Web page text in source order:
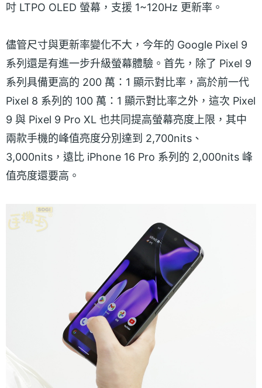
吋 LTPO OLED 螢幕，支援 1~120Hz 更新率。
儘管尺寸與更新率變化不大，今年的 Google Pixel 9
系列還是有進一步升級螢幕體驗。首先，除了 Pixel 9
系列具備更高的 200 萬：1 顯示對比率，高於前一代
Pixel 8 系列的 100 萬：1 顯示對比率之外，這次 Pixel
9 與 Pixel 9 Pro XL 也共同提高螢幕亮度上限，其中
兩款手機的峰值亮度分別達到 2,700nits、
3,000nits，遠比 iPhone 16 Pro 系列的 2,000nits 峰
值亮度還要高。